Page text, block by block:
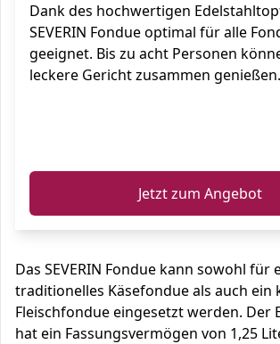
Dank des hochwertigen
SEVERIN Fondue optimal für alle
geeignet. Bis zu acht Personen
leckere Gericht zusammen genießen.
Jetzt zum Angebot
Das SEVERIN Fondue kann sowohl für
traditionelles Käsefondue als auch ein
Fleischfondue eingesetzt werden. Der
hat ein Fassungsvermögen von 1,25